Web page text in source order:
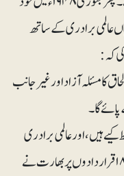
عالمی برادری کے ساتھ
کا مسئلہ آزاد اور غیر جانب
گا۔
ہیں، اور عالمی برادری
اس کی گواہ ہے۔ اس طرح کی منظور ہونے والی ۱۸ قرار دادوں پر بھارت نے